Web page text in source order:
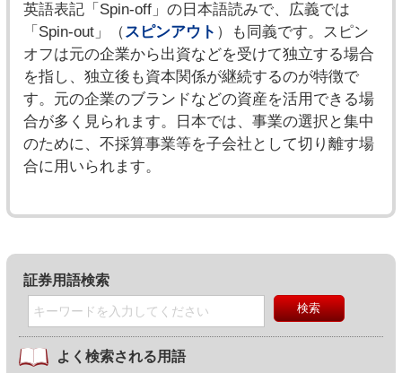
英語表記「Spin-off」の日本語読みで、広義では
「Spin-out」（スピンアウト ）も同義です。スピン
オフは元の企業から出資などを受けて独立する場合
を指し、独立後も資本関係が継続するのが特徴で
す。元の企業のブランドなどの資産を活用できる場
合が多く見られます。日本では、事業の選択と集中
のために、不採算事業等を子会社として切り離す場
合に用いられます。
証券用語検索
よく検索される用語